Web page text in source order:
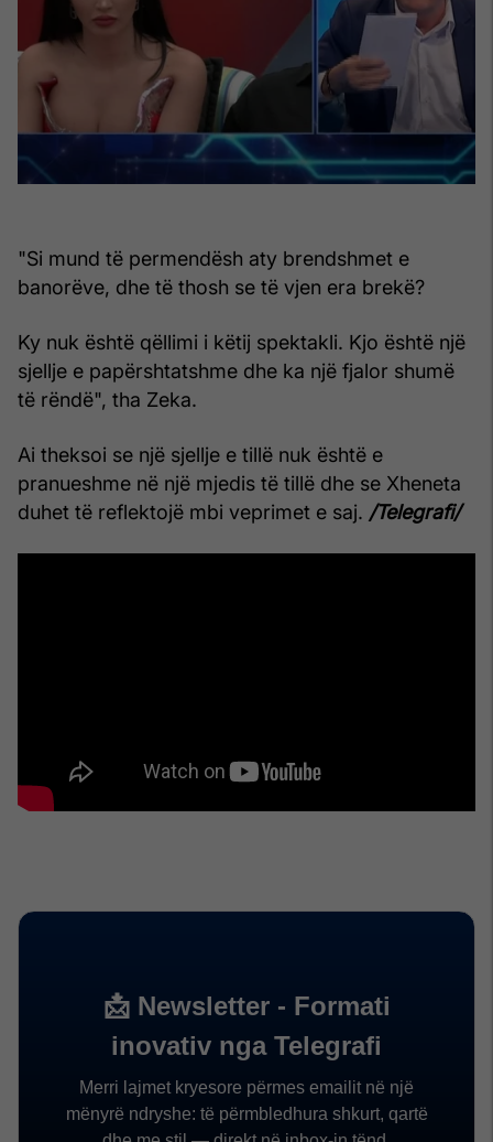
"Si mund të permendësh aty brendshmet e
banorëve, dhe të thosh se të vjen era brekë?
Ky nuk është qëllimi i këtij spektakli. Kjo është një
sjellje e papërshtatshme dhe ka një fjalor shumë
të rëndë", tha Zeka.
Ai theksoi se një sjellje e tillë nuk është e
pranueshme në një mjedis të tillë dhe se Xheneta
duhet të reflektojë mbi veprimet e saj. /Telegrafi/